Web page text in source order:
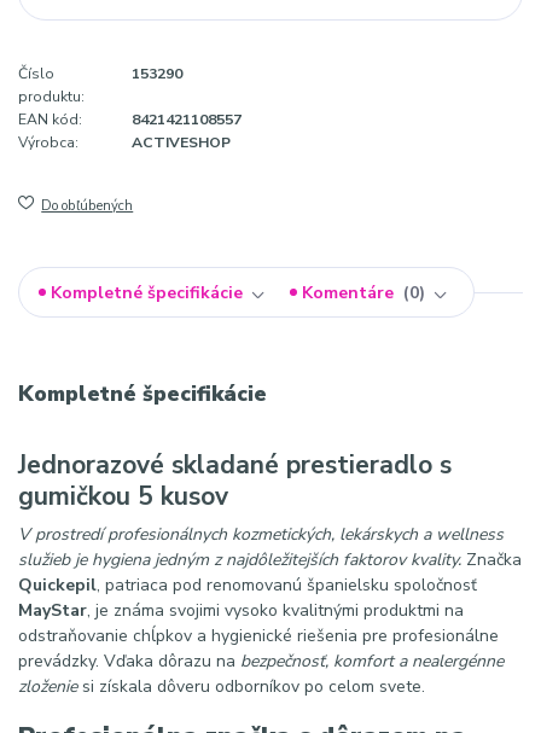
Číslo
produktu:
153290
EAN kód:
8421421108557
Výrobca:
ACTIVESHOP
Do obľúbených
Kompletné špecifikácie Komentáre 0
Kompletné špecifikácie
Jednorazové skladané prestieradlo s
gumičkou 5 kusov
V prostredí profesionálnych kozmetických, lekárskych a wellness
služieb je hygiena jedným z najdôležitejších faktorov kvality. Značka
Quickepil, patriaca pod renomovanú španielsku spoločnosť
MayStar, je známa svojimi vysoko kvalitnými produktmi na
odstraňovanie chĺpkov a hygienické riešenia pre profesionálne
prevádzky. Vďaka dôrazu na bezpečnosť, komfort a nealergénne
zloženiesi získala dôveru odborníkov po celom svete.